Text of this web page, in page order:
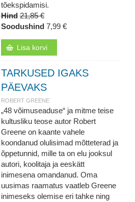
tõekspidamisi.
Hind 21,85 €
Soodushind 7,99 €
Lisa korvi
TARKUSED IGAKS
PÄEVAKS
ROBERT GREENE
„48 võimuseaduse“ ja mitme teise
kultusliku teose autor Robert
Greene on kaante vahele
koondanud olulisimad mõtteterad ja
õppetunnid, mille ta on elu jooksul
autori, koolitaja ja eeskätt
inimesena omandanud. Oma
uusimas raamatus vaatleb Greene
inimeseks olemise eri tahke ning